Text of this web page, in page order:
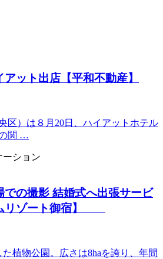
ット出店【平和不動産】
区）は８月20日、ハイアットホテル
関 …
ーション
での撮影 結婚式へ出張サービ
リゾート御宿】
植物公園。広さは8haを誇り、年間